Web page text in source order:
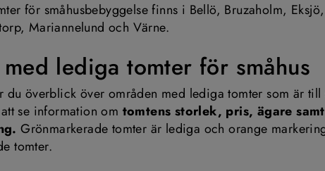
för småhusbebyggelse finns i Bellö, Bruzaholm,
Mariannelund och Värne.
lediga tomter för småhus
du överblick över områden med lediga tomter som är till
se information om tomtens storlek, pris, ägare
Grönmarkerade tomter är lediga och orange
tomter.